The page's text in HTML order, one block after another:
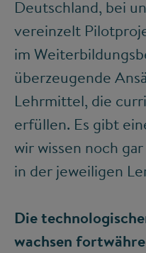
Deutschland, bei
vereinzelt
im
überzeugende
Lehrmittel, die
erfüllen. Es gibt
wir wissen noch
in der jeweiligen
Die
wachsen